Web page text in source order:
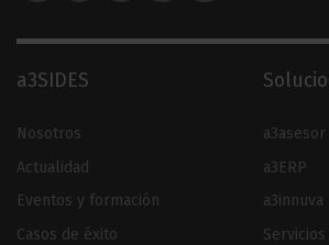
a3SIDES
Nosotros
Actualidad
Eventos y formación
Casos de éxito
a3asesor
a3ERP
a3innuva